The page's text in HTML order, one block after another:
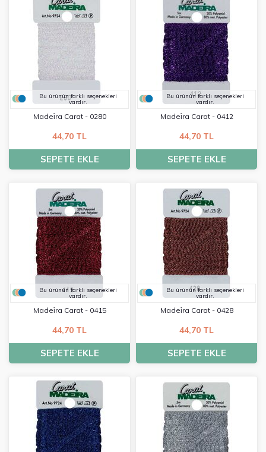
Bu ürünün farklı seçenekleri
vardır.
Madei̇ra Carat - 0280
44,70 TL
SEPETE EKLE
Bu ürünün farklı seçenekleri
vardır.
Madei̇ra Carat - 0412
44,70 TL
SEPETE EKLE
Bu ürünün farklı seçenekleri
vardır.
Madei̇ra Carat - 0415
44,70 TL
SEPETE EKLE
Bu ürünün farklı seçenekleri
vardır.
Madei̇ra Carat - 0428
44,70 TL
SEPETE EKLE